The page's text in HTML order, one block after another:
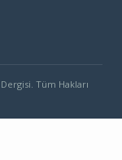
Tüm Hakları